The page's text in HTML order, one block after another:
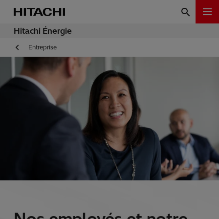
Hitachi Énergie
Entreprise